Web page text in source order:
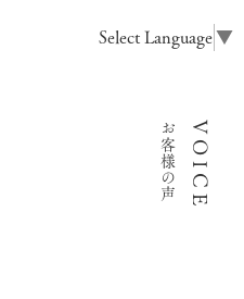
Select Language▼
VOICE
お客様の声